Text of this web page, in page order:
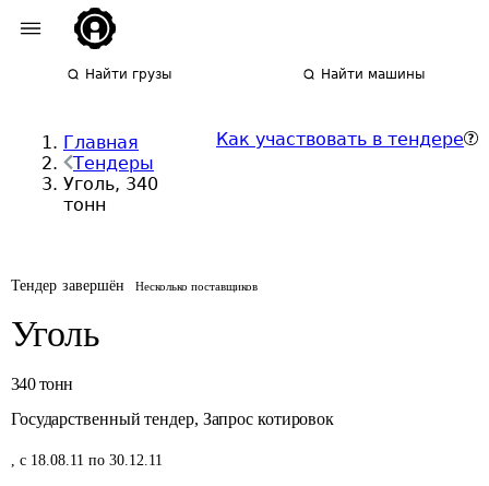
Найти грузы Найти машины
Главная
Тендеры
Уголь, 340
тонн
Как участвовать в тендере
Тендер завершён Несколько поставщиков
Уголь
340 тонн
Государственный тендер, Запрос котировок
, с 18.08.11 по 30.12.11